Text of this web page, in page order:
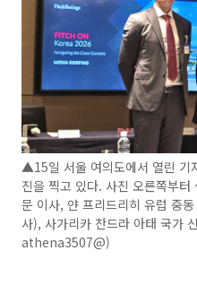
▲15일 서울 여의도에서 열린 기
진을 찍고 있다. 사진 오른쪽부
문 이사, 얀 프리드리히 유럽 중
사), 사가리카 찬드라 아태 국가
athena3507@)